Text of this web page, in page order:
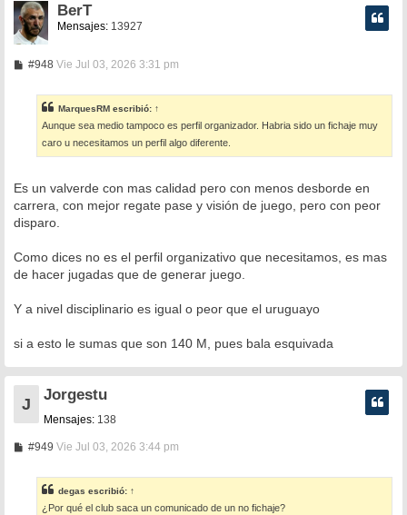
BerT
Mensajes:13927
#948M
s
a
j
e
Vie Jul 03, 2026 3:31 pm
MarquesRM escribió: ↑
Aunque sea medio tampoco es perfil organizador. Habria sido un fichaje muy
caro u necesitamos un perfil algo diferente.
Es un valverde con mas calidad pero con menos desborde en
carrera, con mejor regate pase y visión de juego, pero con peor
disparo.
Como dices no es el perfil organizativo que necesitamos, es mas
de hacer jugadas que de generar juego.
Y a nivel disciplinario es igual o peor que el uruguayo
si a esto le sumas que son 140 M, pues bala esquivada
J
Jorgestu
Mensajes: 138
#949M
s
a
j
Vie Jul 03, 2026 3:44 pm
degas escribió: ↑
¿Por qué el club saca un comunicado de un no fichaje?